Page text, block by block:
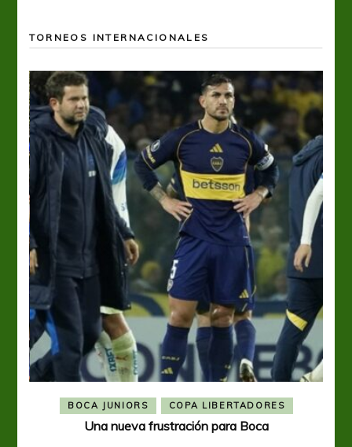
TORNEOS INTERNACIONALES
BOCA JUNIORS COPA LIBERTADORES
Una nueva frustración para Boca